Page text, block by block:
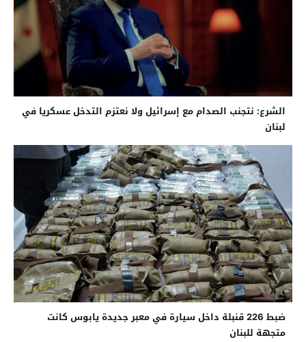
الشرع: نتجنب الصدام مع إسرائيل ولا نعتزم التدخل عسكريا في
لبنان
ضبط 226 قنبلة داخل سيارة في معبر جديدة يابوس كانت
متجهة للبنان